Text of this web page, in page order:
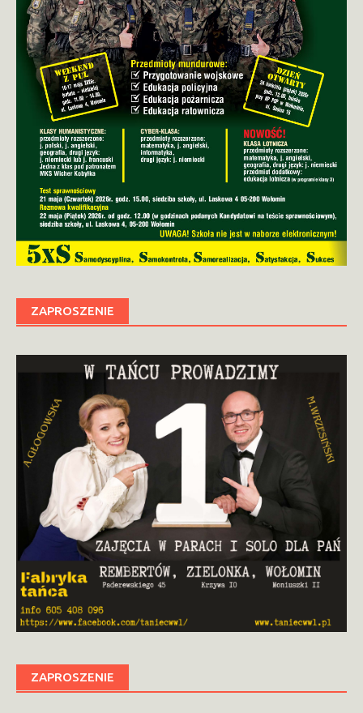
ZAPROSZENIE
ZAPROSZENIE